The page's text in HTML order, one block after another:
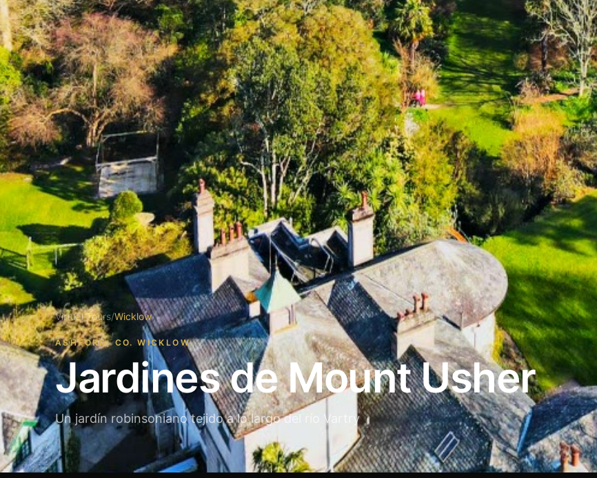
Virtual Tours/Wicklow
ASHFORD, CO. WICKLOW
Jardines de Mount Usher
Un jardín robinsoniano tejido a lo largo del río Vartry